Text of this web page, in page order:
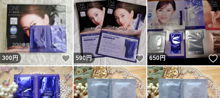
300円 いいね！
590円 いいね！
650円